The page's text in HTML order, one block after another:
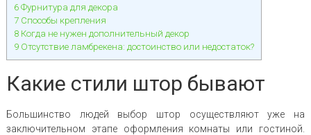
6Фурнитура для декора
7Способы крепления
8Когда не нужен дополнительный декор
9Отсутствие ламбрекена: достоинство или недостаток?
Какие стили штор бывают
Большинство людей выбор штор осуществляют уже на
заключительном этапе оформления комнаты или гостиной.